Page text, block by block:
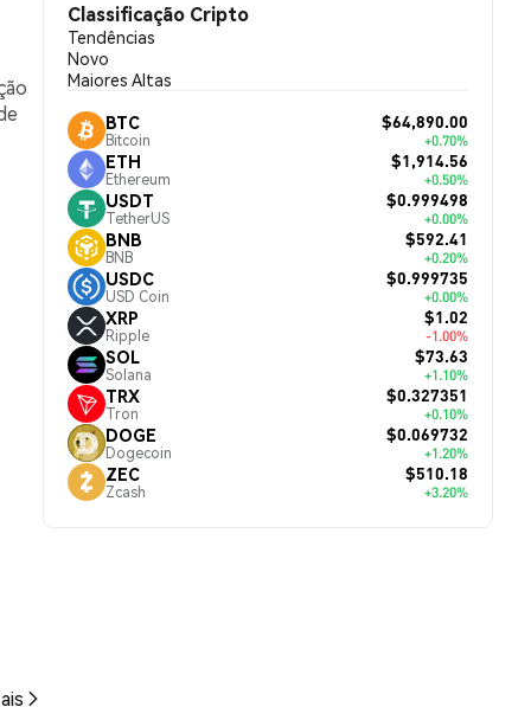
Classificação Cripto
Tendências
Novo
Maiores Altas
BTC
Bitcoin
$64,890.00
+0.70%
ETH
Ethereum
$1,914.56
+0.50%
USDT
TetherUS
$0.999498
+0.00%
BNB
BNB
$592.41
+0.20%
USDC
USD Coin
$0.999735
+0.00%
XRP
Ripple
$1.02
-1.00%
SOL
Solana
$73.63
+1.10%
TRX
Tron
$0.327351
+0.10%
DOGE
Dogecoin
$0.069732
+1.20%
ZEC
Zcash
$510.18
+3.20%